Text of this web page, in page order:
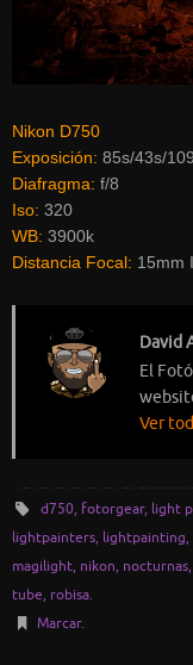
Nikon D750
Exposición: 85s/43s/
Diafragma: f/8
Iso: 320
WB: 3900k
Distancia Focal: 15mm
David
El
Ver
d750, fotorgear, light
lightpainters, lightpainting,
magilight, nikon, nocturnas,
tube, robisa.
Marcar.